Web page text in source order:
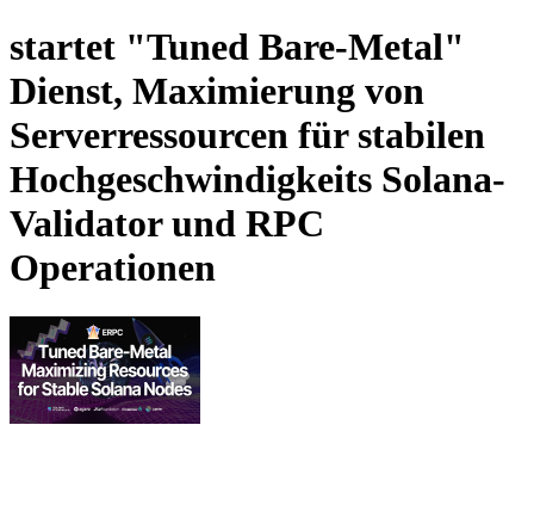
startet "Tuned Bare-Metal"
Dienst, Maximierung von
Serverressourcen für stabilen
Hochgeschwindigkeits Solana-
Validator und RPC
Operationen